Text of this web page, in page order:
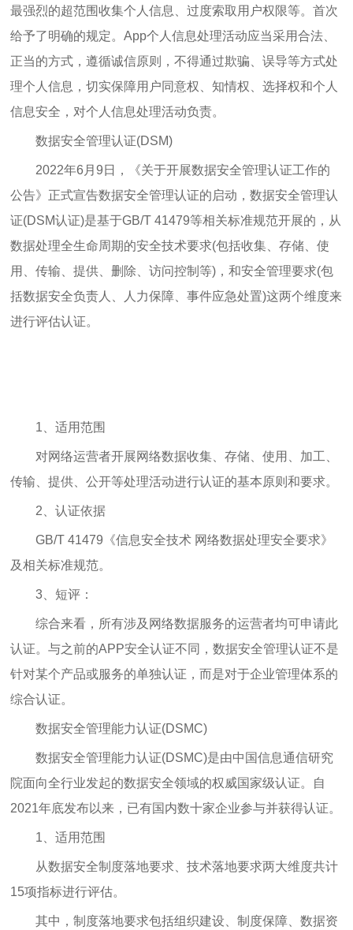
最强烈的超范围收集个人信息、过度索取用户权限等。首次
给予了明确的规定。App个人信息处理活动应当采用合法、
正当的方式，遵循诚信原则，不得通过欺骗、误导等方式处
理个人信息，切实保障用户同意权、知情权、选择权和个人
信息安全，对个人信息处理活动负责。
数据安全管理认证(DSM)
2022年6月9日，《关于开展数据安全管理认证工作的
公告》正式宣告数据安全管理认证的启动，数据安全管理认
证(DSM认证)是基于GB/T 41479等相关标准规范开展的，从
数据处理全生命周期的安全技术要求(包括收集、存储、使
用、传输、提供、删除、访问控制等)，和安全管理要求(包
括数据安全负责人、人力保障、事件应急处置)这两个维度来
进行评估认证。
1、适用范围
对网络运营者开展网络数据收集、存储、使用、加工、
传输、提供、公开等处理活动进行认证的基本原则和要求。
2、认证依据
GB/T 41479《信息安全技术 网络数据处理安全要求》
及相关标准规范。
3、短评：
综合来看，所有涉及网络数据服务的运营者均可申请此
认证。与之前的APP安全认证不同，数据安全管理认证不是
针对某个产品或服务的单独认证，而是对于企业管理体系的
综合认证。
数据安全管理能力认证(DSMC)
数据安全管理能力认证(DSMC)是由中国信息通信研究
院面向全行业发起的数据安全领域的权威国家级认证。自
2021年底发布以来，已有国内数十家企业参与并获得认证。
1、适用范围
从数据安全制度落地要求、技术落地要求两大维度共计
15项指标进行评估。
其中，制度落地要求包括组织建设、制度保障、数据资